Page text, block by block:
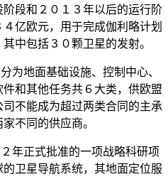
段和２０１３年以后的运行阶
亿欧元，用于完成伽利略计划
中包括３０颗卫星的发射。
地面基础设施、控制中心、
和其他任务共６大类，供欧盟
不能成为超过两类合同的主承
不同的供应商。
正式批准的一项战略科研项
卫星导航系统，其地面定位服